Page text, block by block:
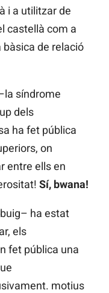
i a utilitzar de
castellà com a
de relació
síndrome
dels
ha fet pública
on
entre ells en
Sí, bwana!
ha estat
els
fet pública una
motius